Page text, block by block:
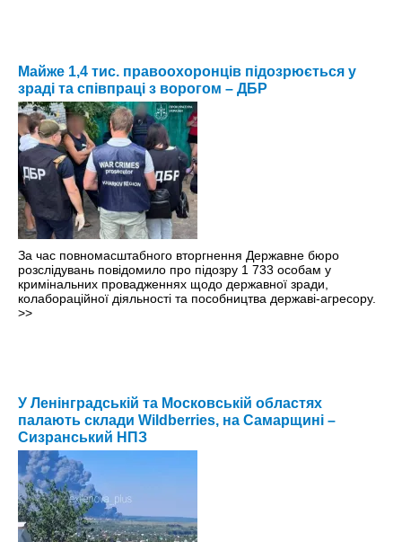
Майже 1,4 тис. правоохоронців підозрюється у
зраді та співпраці з ворогом – ДБР
За час повномасштабного вторгнення Державне бюро
розслідувань повідомило про підозру 1 733 особам у
кримінальних провадженнях щодо державної зради,
колабораційної діяльності та пособництва державі-агресору.
>>
У Ленінградській та Московській областях
палають склади Wildberries, на Самарщині –
Сизранський НПЗ